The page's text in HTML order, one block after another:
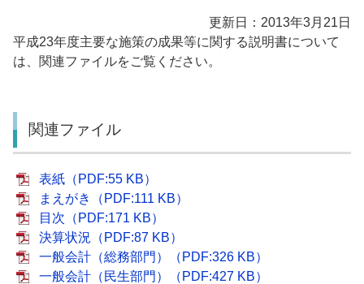
更新日：2013年3月21日
平成23年度主要な施策の成果等に関する説明書について
は、関連ファイルをご覧ください。
関連ファイル
表紙（PDF:55 KB）
まえがき（PDF:111 KB）
目次（PDF:171 KB）
決算状況（PDF:87 KB）
一般会計（総務部門）（PDF:326 KB）
一般会計（民生部門）（PDF:427 KB）